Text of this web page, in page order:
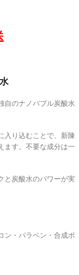
自のナノバブル炭酸水
入り込むことで、新陳
ます。不要な成分は一
と炭酸水のパワーが実
ン・パラベン・合成ポ